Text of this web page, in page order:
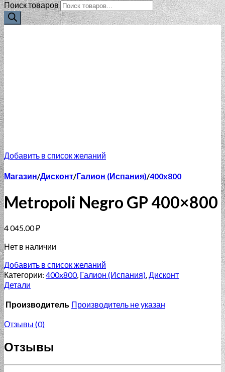
Поиск товаров
Добавить в список желаний
Магазин/Дисконт/Галион (Испания)/400x800
Metropoli Negro GP 400×800
4 045.00₽
Нет в наличии
Добавить в список желаний
Категории: 400x800, Галион (Испания),Дисконт
Детали
Производитель Производитель не указан
Отзывы (0)
Отзывы